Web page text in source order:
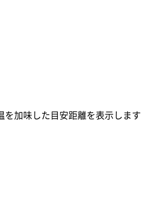
を加味した目安距離を表示します